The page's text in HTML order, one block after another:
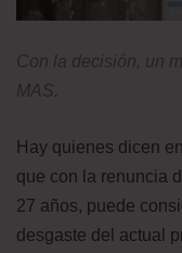
Con la decisión, un
MAS.
Hay quienes dicen
que con la renuncia
27 años, puede
desgaste del actual